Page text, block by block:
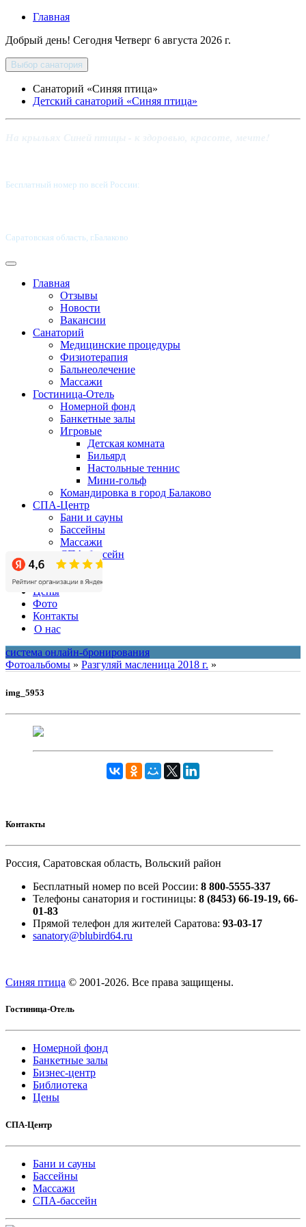
Главная
Добрый день! Сегодня Четверг 6 августа 2026 г.
Выбор санатория
Санаторий «Синяя птица»
Детский санаторий «Синяя птица»
Бесплатный номер по всей России:
Саратовская область, г.Балаково
Главная
Отзывы
Новости
Вакансии
Санаторий
Медицинские процедуры
Физиотерапия
Бальнеолечение
Массажи
Гостиница-Отель
Номерной фонд
Банкетные залы
Игровые
Детская комната
Бильярд
Настольные теннис
Мини-гольф
Командировка в город Балаково
СПА-Центр
Бани и сауны
Бассейны
Массажи
СПА-бассейн
Бизнес-центр
Акции
Цены
Фото
Контакты
О нас
система онлайн-бронирования
Фотоальбомы » Разгуляй масленица 2018 г. »
img_5953
Контакты
Россия, Саратовская область, Вольский район
Бесплатный номер по всей России: 8 800-5555-337
Телефоны санатория и гостиницы: 8 (8453) 66-19-19, 66-
01-83
Прямой телефон для жителей Саратова: 93-03-17
sanatory@blubird64.ru
Синяя птица © 2001-2026. Все права защищены.
Гостиница-Отель
Номерной фонд
Банкетные залы
Бизнес-центр
Библиотека
Цены
СПА-Центр
Бани и сауны
Бассейны
Массажи
СПА-бассейн